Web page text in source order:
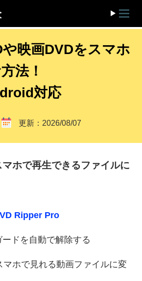
映画DVDをスマホ
法！
対応
更新：2026/08/07
ホで再生できるファイルに
Ripper Pro
ドを自動で解除する
マホで見れる動画ファイルに変